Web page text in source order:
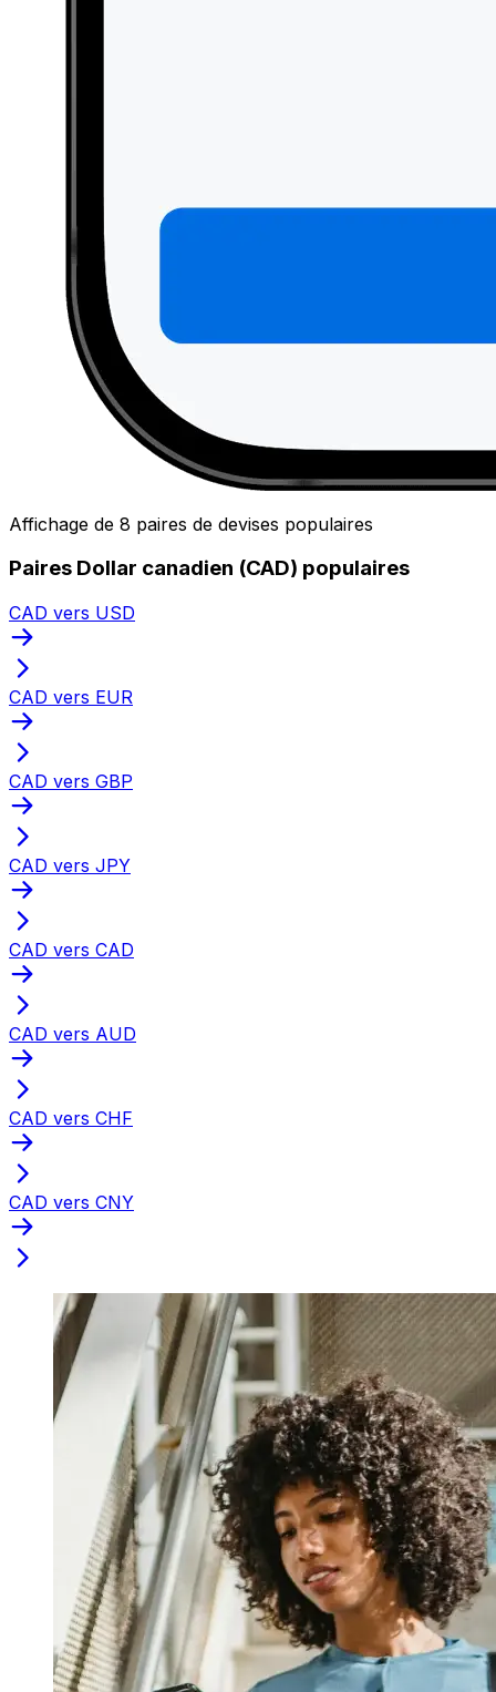
Affichage de 8 paires de devises populaires
Paires Dollar canadien (CAD) populaires
CAD vers USD
CAD vers EUR
CAD vers GBP
CAD vers JPY
CAD vers CAD
CAD vers AUD
CAD vers CHF
CAD vers CNY